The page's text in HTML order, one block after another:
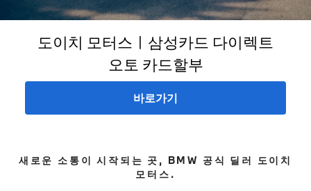
도이치 모터스 chevron_right
도이치 모터스ㅣ삼성카드 다이렉트
오토 카드할부
바로가기
새로운 소통이 시작되는 곳, BMW 공식 딜러 도이치
모터스.